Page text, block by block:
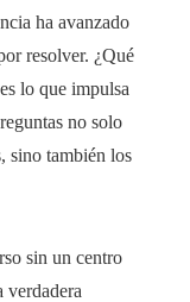
ha avanzado
resolver. ¿Qué
lo que impulsa
no solo
sino también los
sin un centro
verdadera